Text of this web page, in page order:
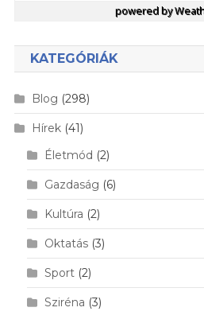
powered by
KATEGÓRIÁK
Blog (298)
Hírek(41)
Életmód (2)
Gazdaság (6)
Kultúra (2)
Oktatás(3)
Sport(2)
Sziréna (3)